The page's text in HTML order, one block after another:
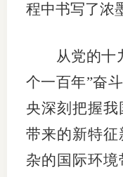
程中书写了浓
从党的十
个一百年”奋
央深刻把握
带来的新特
杂的国际环